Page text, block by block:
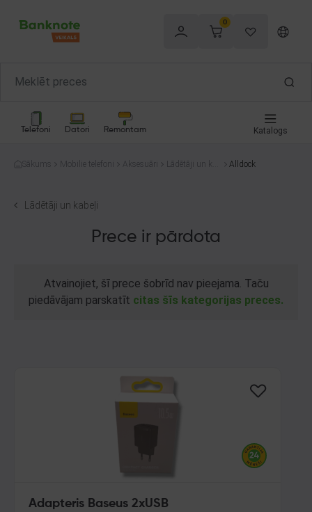
0
Telefoni Datori Remontam Katalogs
Sākums Mobilie telefoni Aksesuāri
Lādētāji un kab
Alldock
Lādētāji un kabeļi
Prece ir pārdota
Atvainojiet, šī prece šobrīd nav pieejama. Taču
piedāvājam parskatīt citas šīs kategorijas preces.
Adapteris Baseus 2xUSB